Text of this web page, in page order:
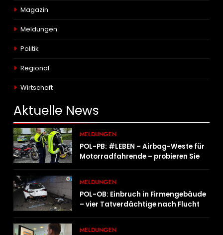
Magazin
Meldungen
Politik
Regional
Wirtschaft
Aktuelle News
MELDUNGEN
POL-PB: #LEBEN – Airbag-Weste für
Motorradfahrende – probieren Sie es
MELDUNGEN
POL-OB: Einbruch in Firmengebäude
– vier Tatverdächtige nach Flucht
MELDUNGEN